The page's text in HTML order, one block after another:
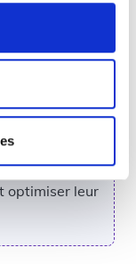
s’intègre
et est
un modèle
plateforme
optimiser leur